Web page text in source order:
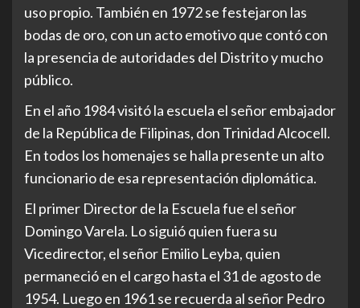
uso propio. También en 1972 se festejaron las
bodas de oro, con un acto emotivo que contó con
la presencia de autoridades del Distrito y mucho
público.
En el año 1984 visitó la escuela el señor embajador
de la República de Filipinas, don Trinidad Alcocell.
En todos los homenajes se halla presente un alto
funcionario de esa representación diplomática.
El primer Director de la Escuela fue el señor
Domingo Varela. Lo siguió quien fuera su
Vicedirector, el señor Emilio Leyba, quien
permaneció en el cargo hasta el 31 de agosto de
1954. Luego en 1961 se recuerda al señor Pedro